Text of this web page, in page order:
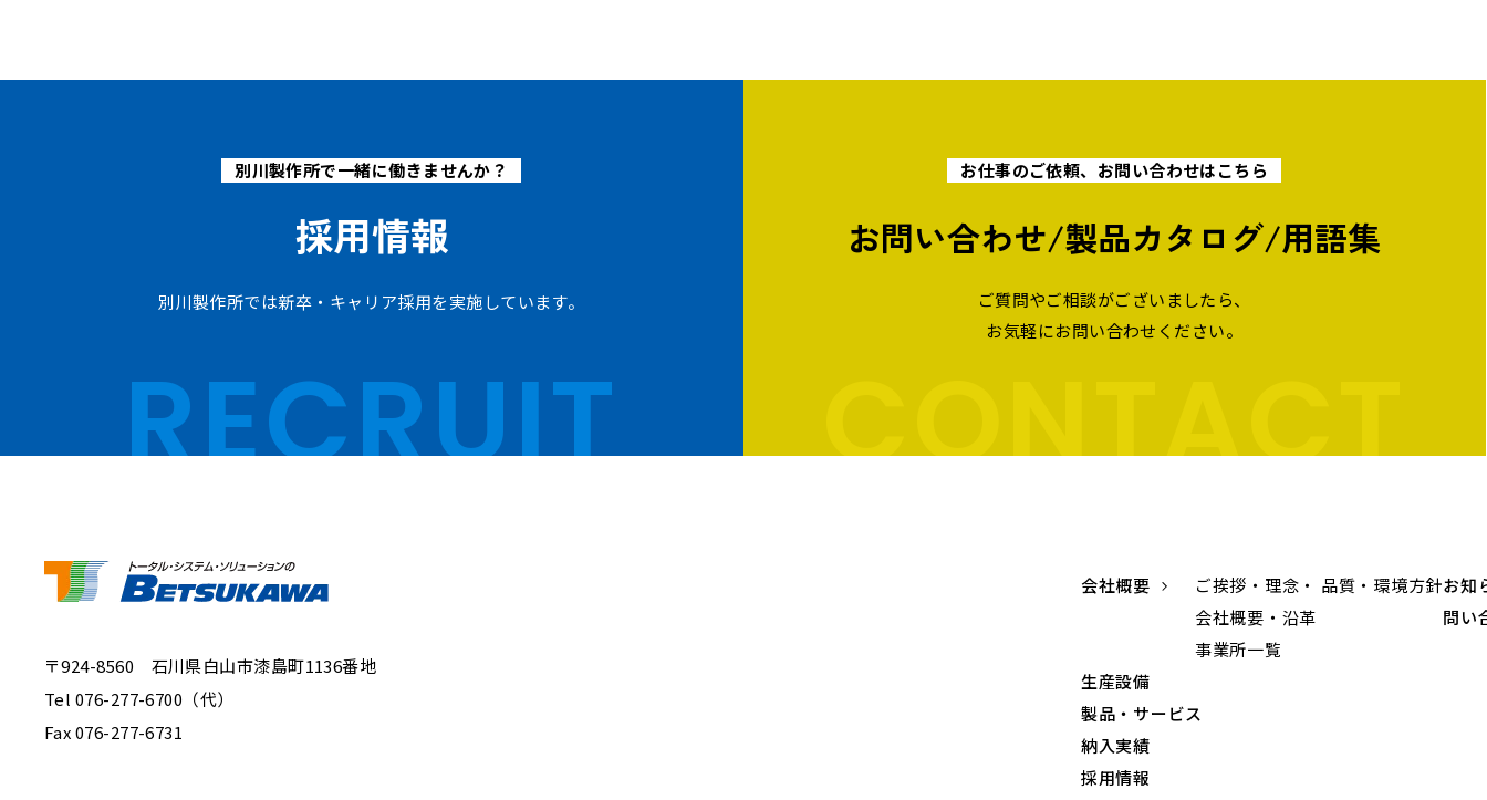
別川製作所で一緒に働きませんか？
採用情報
別川製作所では新卒・キャリア採用を実施しています。
RECRUIT
お仕事のご依頼、お問い合わせはこちら
お問い合わせ/製品カタログ/用語集
ご質問やご相談がございましたら、
お気軽にお問い合わせください。
CONTACT
〒924-8560 石川県白山市漆島町1136番地
Tel 076-277-6700（代）
Fax 076-277-6731
会社概要
ご挨拶・理念・ 品質・環境方針
会社概要・沿革
事業所一覧
生産設備
製品・サービス
納入実績
採用情報
お知
問い